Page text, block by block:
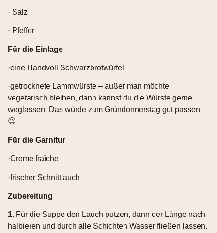
· Salz
· Pfeffer
Für die Einlage
·eine Handvoll Schwarzbrotwürfel
·getrocknete Lammwürste – außer man möchte
vegetarisch bleiben, dann kannst du die Würste gerne
weglassen. Das würde zum Gründonnerstag gut passen.
😉
Für die Garnitur
·Creme fraîche
·frischer Schnittlauch
Zubereitung
1. Für die Suppe den Lauch putzen, dann der Länge nach
halbieren und durch alle Schichten Wasser fließen lassen.